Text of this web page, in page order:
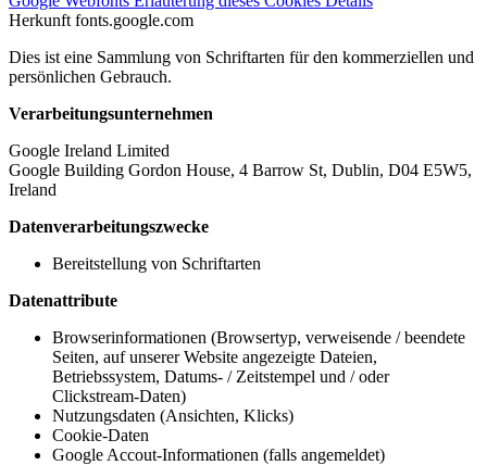
Herkunft fonts.google.com
Dies ist eine Sammlung von Schriftarten für den kommerziellen und
persönlichen Gebrauch.
Verarbeitungsunternehmen
Google Ireland Limited
Google Building Gordon House, 4 Barrow St, Dublin, D04 E5W5,
Ireland
Datenverarbeitungszwecke
Bereitstellung von Schriftarten
Datenattribute
Browserinformationen (Browsertyp, verweisende / beendete
Seiten, auf unserer Website angezeigte Dateien,
Betriebssystem, Datums- / Zeitstempel und / oder
Clickstream-Daten)
Nutzungsdaten (Ansichten, Klicks)
Cookie-Daten
Google Accout-Informationen (falls angemeldet)